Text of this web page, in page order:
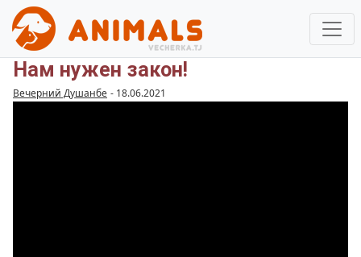
Нам нужен закон!
Вечерний Душанбе - 18.06.2021